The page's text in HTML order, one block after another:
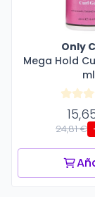
Only
Mega Hold
ml
24,81 €